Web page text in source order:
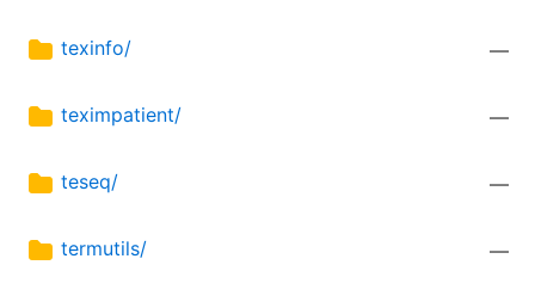
texinfo/ —
teximpatient/ —
teseq/ —
termutils/ —